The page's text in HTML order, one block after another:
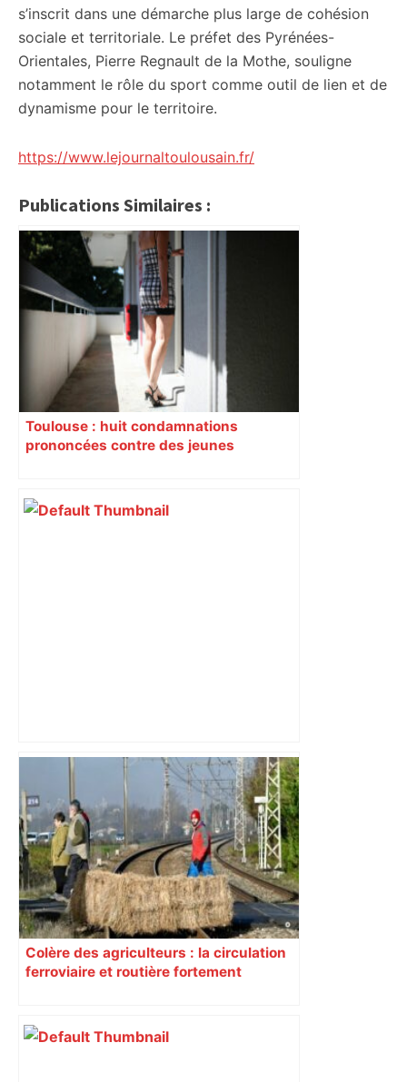
s’inscrit dans une démarche plus large de cohésion
sociale et territoriale. Le préfet des Pyrénées-
Orientales, Pierre Regnault de la Mothe, souligne
notamment le rôle du sport comme outil de lien et de
dynamisme pour le territoire.
https://www.lejournaltoulousain.fr/
Publications Similaires :
Toulouse : huit condamnations
prononcées contre des jeunes
Près de Toulouse : dans cette zone
économique, un axe majeur va être
fermé en fin de soirée, voici les
déviations – Actu.fr
Colère des agriculteurs : la circulation
ferroviaire et routière fortement